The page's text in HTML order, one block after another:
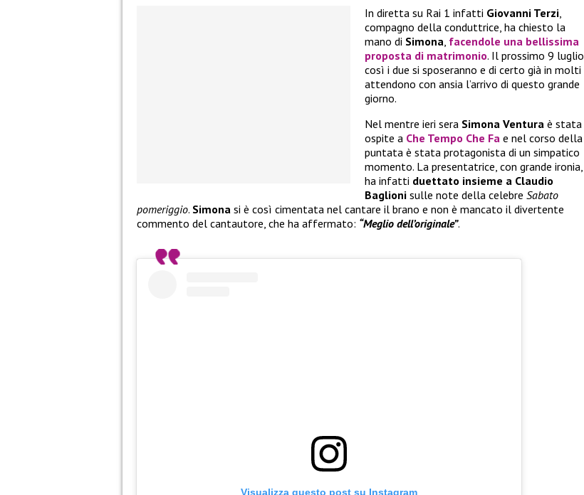
In diretta su Rai 1 infatti Giovanni Terzi,
compagno della conduttrice, ha chiesto la
mano di Simona, facendole una bellissima
proposta di matrimonio. Il prossimo 9 luglio
così i due si sposeranno e di certo già in molti
attendono con ansia l’arrivo di questo grande
giorno.
Nel mentre ieri sera Simona Ventura è stata
ospite a Che Tempo Che Fa e nel corso della
puntata è stata protagonista di un simpatico
momento. La presentatrice, con grande ironia,
ha infatti duettato insieme a Claudio
Baglioni sulle note della celebre Sabato
pomeriggio. Simona si è così cimentata nel cantare il brano e non è mancato il divertente
commento del cantautore, che ha affermato: “Meglio dell’originale”.
Visualizza questo post su Instagram